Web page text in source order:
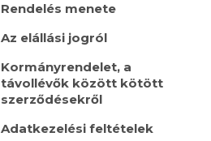
Rendelés menete
Az elállási jogról
Kormányrendelet, a
távollévők között kötött
szerződésekről
Adatkezelési feltételek